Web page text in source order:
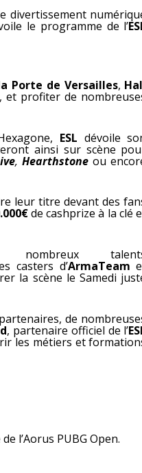
divertissement
le programme de l’
Porte de Versailles,
et profiter de
ESL dévoile
ainsi sur scène
, Hearthstone ou
leur titre devant des
de cashprize à la clé
casters d’ArmaTeam
la scène le Samedi
de
, partenaire officiel de l’
les métiers et
l’Aorus PUBG Open.